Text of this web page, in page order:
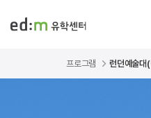
프로그램 런던예술대